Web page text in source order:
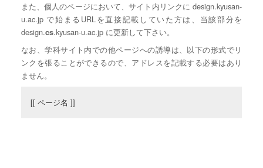
また、個人のページにおいて、サイト内リンクに design.kyusan-
u.ac.jp で始まるURLを直接記載していた方は、当該部分を
design.cs.kyusan-u.ac.jp に更新して下さい。
なお、学科サイト内での他ページへの誘導は、以下の形式でリ
ンクを張ることができるので、アドレスを記載する必要はあり
ません。
[[ ページ名 ]]